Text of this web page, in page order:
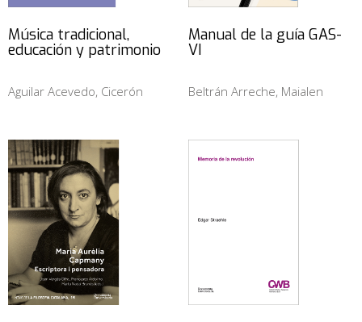
Música tradicional,
educación y patrimonio
Aguilar Acevedo, Cicerón
Manual de la guía GAS-
VI
Beltrán Arreche, Maialen